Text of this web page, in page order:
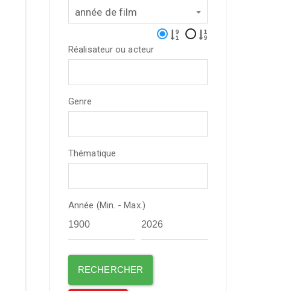
année de film
Réalisateur ou acteur
Genre
Thématique
Année (Min. - Max.)